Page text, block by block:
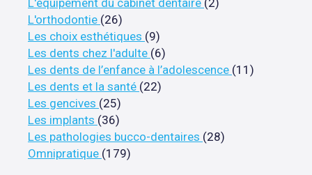
L'équipement du cabinet dentaire (2)
L'orthodontie (26)
Les choix esthétiques (9)
Les dents chez l'adulte (6)
Les dents de l’enfance à l’adolescence (11)
Les dents et la santé (22)
Les gencives (25)
Les implants (36)
Les pathologies bucco-dentaires (28)
Omnipratique (179)